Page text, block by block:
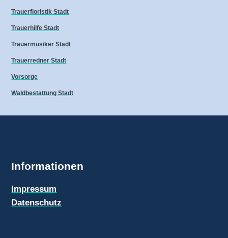
Trauerfloristik Stadt
Trauerhilfe Stadt
Trauermusiker Stadt
Trauerredner Stadt
Vorsorge
Waldbestattung Stadt
Informationen
Impressum
Datenschutz